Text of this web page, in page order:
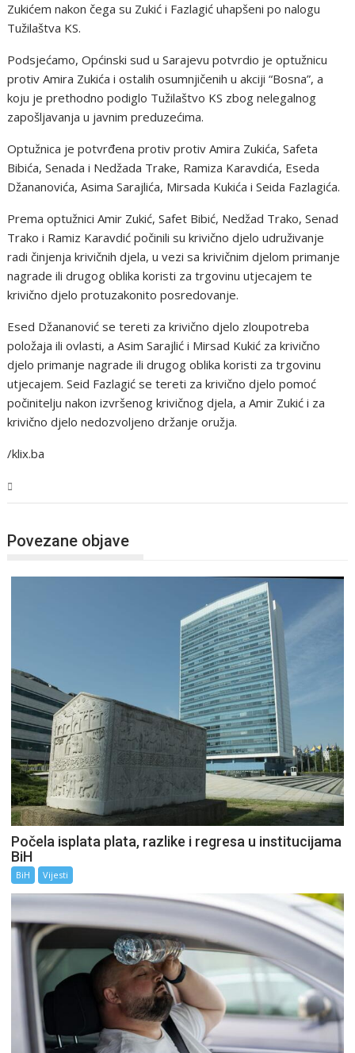
Zukićem nakon čega su Zukić i Fazlagić uhapšeni po nalogu
Tužilaštva KS.
Podsjećamo, Općinski sud u Sarajevu potvrdio je optužnicu
protiv Amira Zukića i ostalih osumnjičenih u akciji “Bosna”, a
koju je prethodno podiglo Tužilaštvo KS zbog nelegalnog
zapošljavanja u javnim preduzećima.
Optužnica je potvrđena protiv protiv Amira Zukića, Safeta
Bibića, Senada i Nedžada Trake, Ramiza Karavdića, Eseda
Džananovića, Asima Sarajlića, Mirsada Kukića i Seida Fazlagića.
Prema optužnici Amir Zukić, Safet Bibić, Nedžad Trako, Senad
Trako i Ramiz Karavdić počinili su krivično djelo udruživanje
radi činjenja krivičnih djela, u vezi sa krivičnim djelom primanje
nagrade ili drugog oblika koristi za trgovinu utjecajem te
krivično djelo protuzakonito posredovanje.
Esed Džananović se tereti za krivično djelo zloupotreba
položaja ili ovlasti, a Asim Sarajlić i Mirsad Kukić za krivično
djelo primanje nagrade ili drugog oblika koristi za trgovinu
utjecajem. Seid Fazlagić se tereti za krivično djelo pomoć
počinitelju nakon izvršenog krivičnog djela, a Amir Zukić i za
krivično djelo nedozvoljeno držanje oružja.
/klix.ba
Povezane objave
Počela isplata plata, razlike i regresa u institucijama
BiH
BiH Vijesti